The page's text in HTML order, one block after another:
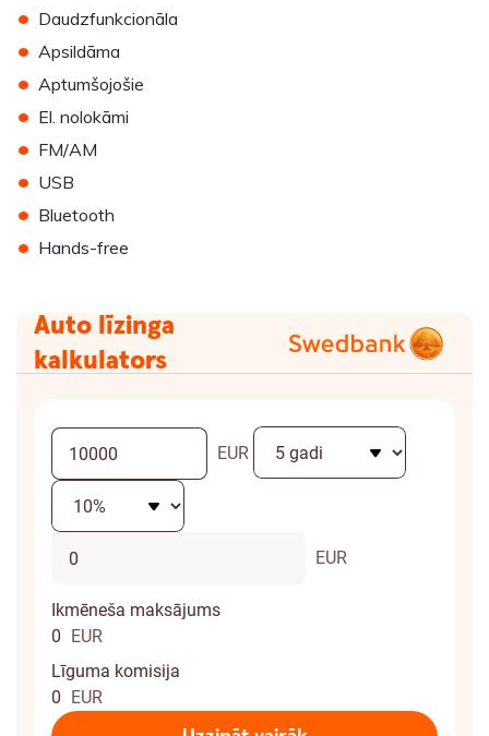
• Daudzfunkcionāla
• Apsildāma
• Aptumšojošie
• El. nolokāmi
• FM/AM
• USB
• Bluetooth
• Hands-free